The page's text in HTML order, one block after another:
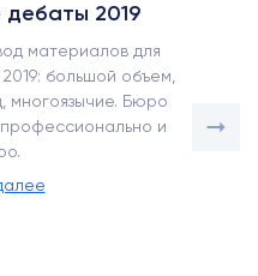
дебаты 2019
материалов для
большой объем,
многоязычие. Бюро
и